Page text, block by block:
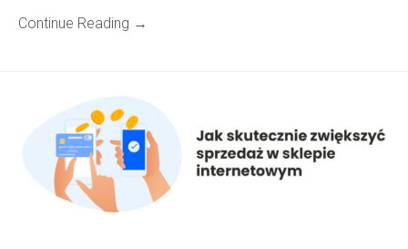
Continue Reading →